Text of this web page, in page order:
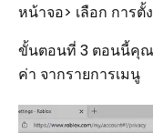
หน้าจอ> เลือก การตั้
ขั้นตอนที่ 3 ตอนนี้คุณ
ค่า จากรายการเมนู